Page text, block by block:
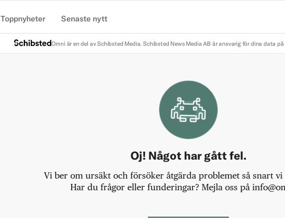
Toppnyheter Senaste nytt
Omni är en del av Schibsted Media. Schibsted News Media AB är ansvarig för dina data
Oj! Något har gått fel.
Vi ber om ursäkt och försöker åtgärda problemet så snart
Har du frågor eller funderingar? Mejla oss på